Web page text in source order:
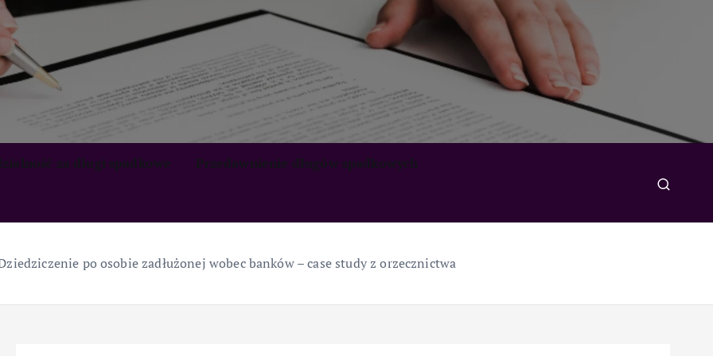
po osobie zadłużonej wobec banków – case study z orzecznictwa